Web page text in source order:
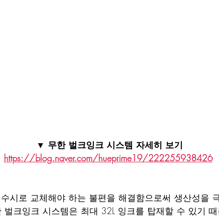
▼ 무한 벌크잉크 시스템 자세히 보기
https://blog.naver.com/hueprime19/222255938426
시로 교체해야 하는 불편을 해결함으로써 생산성을
벌크잉크 시스템은 최대 32L 잉크를 탑재할 수 있기 때